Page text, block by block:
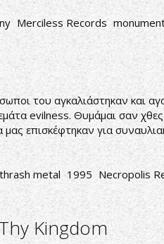
Merciless Records
του αγκαλιάστηκαν και
evilness. Θυμάμαι σαν
επισκέφτηκαν για
metal 1995 Necropolis
Kingdom